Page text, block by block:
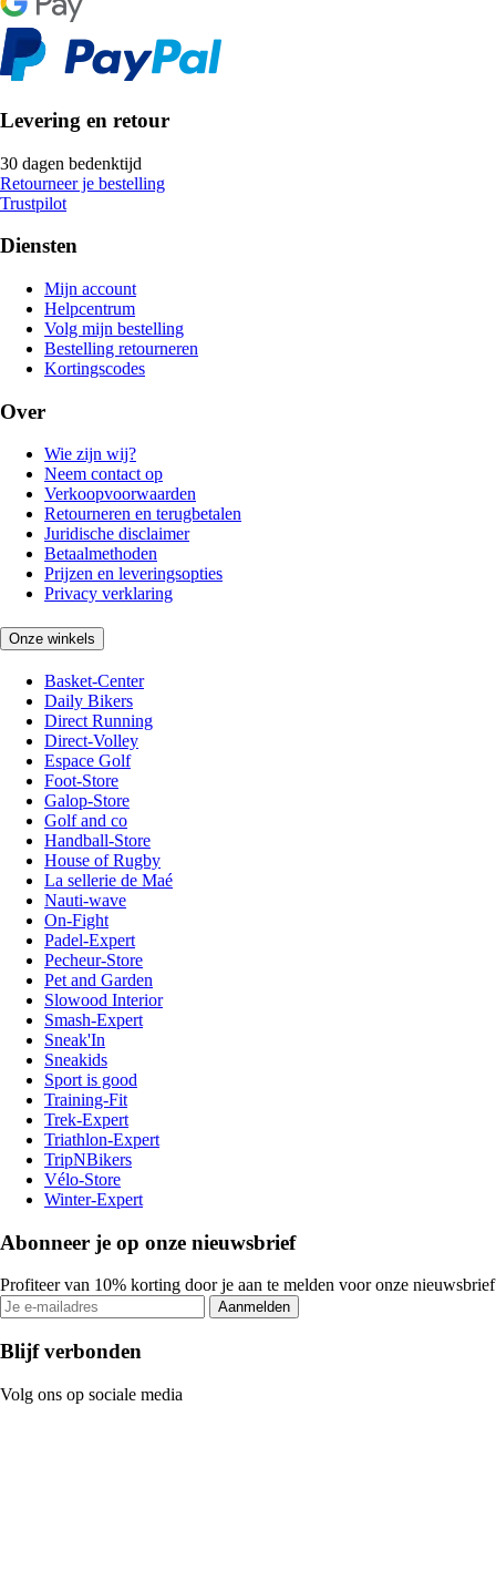
Levering en retour
30 dagen bedenktijd
Retourneer je bestelling
Trustpilot
Diensten
Mijn account
Helpcentrum
Volg mijn bestelling
Bestelling retourneren
Kortingscodes
Over
Wie zijn wij?
Neem contact op
Verkoopvoorwaarden
Retourneren en terugbetalen
Juridische disclaimer
Betaalmethoden
Prijzen en leveringsopties
Privacy verklaring
Onze winkels
Basket-Center
Daily Bikers
Direct Running
Direct-Volley
Espace Golf
Foot-Store
Galop-Store
Golf and co
Handball-Store
House of Rugby
La sellerie de Maé
Nauti-wave
On-Fight
Padel-Expert
Pecheur-Store
Pet and Garden
Slowood Interior
Smash-Expert
Sneak'In
Sneakids
Sport is good
Training-Fit
Trek-Expert
Triathlon-Expert
TripNBikers
Vélo-Store
Winter-Expert
Abonneer je op onze nieuwsbrief
Profiteer van 10% korting door je aan te melden voor onze nieuwsbrief
Aanmelden
Blijf verbonden
Volg ons op sociale media